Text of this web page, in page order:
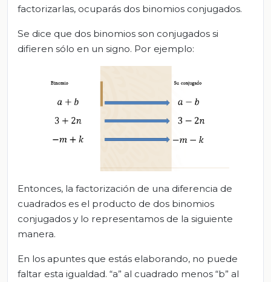
factorizarlas, ocuparás dos binomios conjugados.
Se dice que dos binomios son conjugados si
difieren sólo en un signo. Por ejemplo:
Entonces, la factorización de una diferencia de
cuadrados es el producto de dos binomios
conjugados y lo representamos de la siguiente
manera.
En los apuntes que estás elaborando, no puede
faltar esta igualdad. “a” al cuadrado menos “b” al